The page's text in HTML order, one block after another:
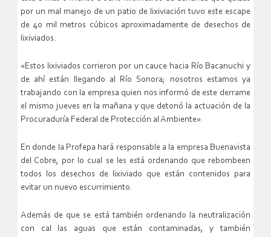
por un mal manejo de un patio de lixiviación tuvo este escape
de 40 mil metros cúbicos aproximadamente de desechos de
lixiviados.
«Estos lixiviados corrieron por un cauce hacia Río Bacanuchi y
de ahí están llegando al Río Sonora; nosotros estamos ya
trabajando con la empresa quien nos informó de este derrame
el mismo jueves en la mañana y que detonó la actuación de la
Procuraduría Federal de Protección al Ambiente».
En donde la Profepa hará responsable a la empresa Buenavista
del Cobre, por lo cual se les está ordenando que rebombeen
todos los desechos de lixiviado que están contenidos para
evitar un nuevo escurrimiento.
Además de que se está también ordenando la neutralización
con cal las aguas que están contaminadas, y también